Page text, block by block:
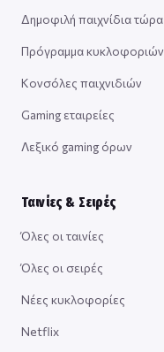
Δημοφιλή παιχνίδια τώρα
Πρόγραμμα κυκλοφοριών
Κονσόλες παιχνιδιών
Gaming εταιρείες
Λεξικό gaming όρων
Ταινίες & Σειρές
Όλες οι ταινίες
Όλες οι σειρές
Νέες κυκλοφορίες
Netflix